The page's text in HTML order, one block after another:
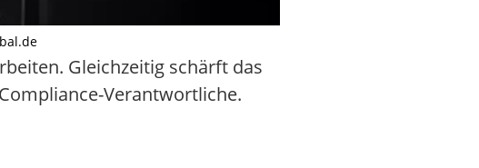
Gleichzeitig schärft das
Verantwortliche.